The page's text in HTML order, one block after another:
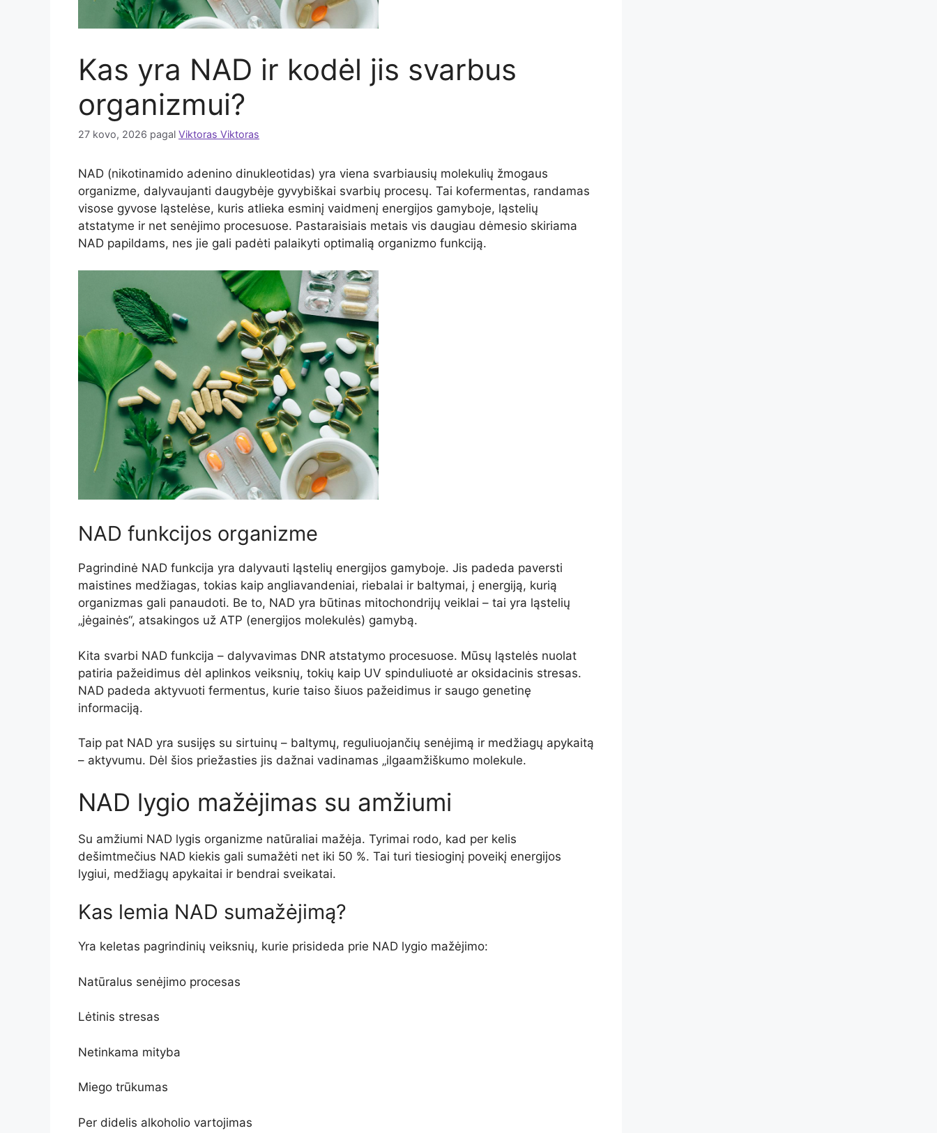
Kas yra NAD ir kodėl jis svarbus
organizmui?
27 kovo, 2026 pagal Viktoras Viktoras
NAD (nikotinamido adenino dinukleotidas) yra viena svarbiausių molekulių žmogaus
organizme, dalyvaujanti daugybėje gyvybiškai svarbių procesų. Tai kofermentas, randamas
visose gyvose ląstelėse, kuris atlieka esminį vaidmenį energijos gamyboje, ląstelių
atstatyme ir net senėjimo procesuose. Pastaraisiais metais vis daugiau dėmesio skiriama
NAD papildams, nes jie gali padėti palaikyti optimalią organizmo funkciją.
NAD funkcijos organizme
Pagrindinė NAD funkcija yra dalyvauti ląstelių energijos gamyboje. Jis padeda paversti
maistines medžiagas, tokias kaip angliavandeniai, riebalai ir baltymai, į energiją, kurią
organizmas gali panaudoti. Be to, NAD yra būtinas mitochondrijų veiklai – tai yra ląstelių
„jėgainės“, atsakingos už ATP (energijos molekulės) gamybą.
Kita svarbi NAD funkcija – dalyvavimas DNR atstatymo procesuose. Mūsų ląstelės nuolat
patiria pažeidimus dėl aplinkos veiksnių, tokių kaip UV spinduliuotė ar oksidacinis stresas.
NAD padeda aktyvuoti fermentus, kurie taiso šiuos pažeidimus ir saugo genetinę
informaciją.
Taip pat NAD yra susijęs su sirtuinų – baltymų, reguliuojančių senėjimą ir medžiagų apykaitą
– aktyvumu. Dėl šios priežasties jis dažnai vadinamas „ilgaamžiškumo molekule.
NAD lygio mažėjimas su amžiumi
Su amžiumi NAD lygis organizme natūraliai mažėja. Tyrimai rodo, kad per kelis
dešimtmečius NAD kiekis gali sumažėti net iki 50 %. Tai turi tiesioginį poveikį energijos
lygiui, medžiagų apykaitai ir bendrai sveikatai.
Kas lemia NAD sumažėjimą?
Yra keletas pagrindinių veiksnių, kurie prisideda prie NAD lygio mažėjimo:
Natūralus senėjimo procesas
Lėtinis stresas
Netinkama mityba
Miego trūkumas
Per didelis alkoholio vartojimas